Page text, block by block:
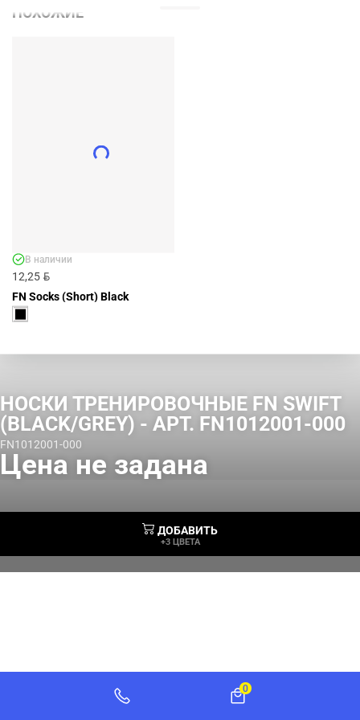
НОСКИ ТРЕНИРОВОЧНЫЕ FN SWIFT
(BLACK/GREY) - АРТ. FN1012001-000
FN1012001-000
Цена не задана
ДОБАВИТЬ
+3 ЦВЕТА
ПОХОЖИЕ
12,25 BYN
В наличии
FN Socks (Short) Black
0